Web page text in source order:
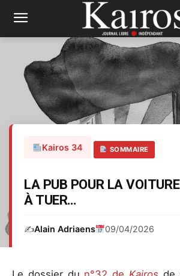
Kairos 34 SOMMAIRE
LA PUB POUR LA
À TUER…
✍️Alain Adriaens 09/04/2026